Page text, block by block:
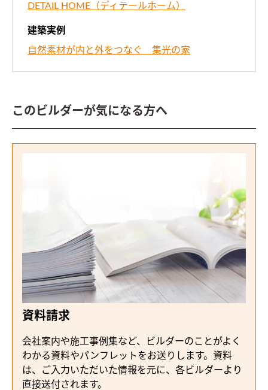
DETAIL HOME（ディテールホーム）
建築実例
自然素材が内と外をつなぐ 集光の家
このビルダーが気になる方へ
資料請求
会社案内や施工事例集など、ビルダーのことがよく
わかる資料やパンフレットをお送りします。資料
は、ご入力いただいた情報を元に、各ビルダーより
直接送付されます。